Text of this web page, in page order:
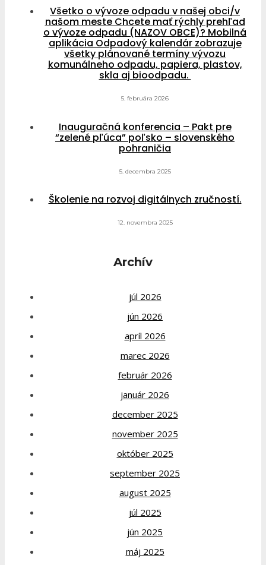
Všetko o vývoze odpadu v našej obci/v
našom meste Chcete mať rýchly prehľad
o vývoze odpadu (NAZOV OBCE)? Mobilná
aplikácia Odpadový kalendár zobrazuje
všetky plánované termíny vývozu
komunálneho odpadu, papiera, plastov,
skla aj bioodpadu.
5. februára 2026
Inauguračná konferencia – Pakt pre
“zelené pľúca” poľsko – slovenského
pohraničia
5. decembra 2025
Školenie na rozvoj digitálnych zručností.
12. novembra 2025
Archív
júl 2026
jún 2026
apríl 2026
marec 2026
február 2026
január 2026
december 2025
november 2025
október 2025
september 2025
august 2025
júl 2025
jún 2025
máj 2025